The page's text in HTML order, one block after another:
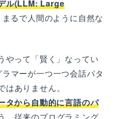
ル(LLM: Large
まるで人間のように自然な
やって「賢く」なってい
マーが一つ一つ会話パタ
ありません。
タから自動的に言語のパ